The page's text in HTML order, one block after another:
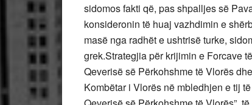
sidomos fakti që, pas shpalljes së
konsideronin të huaj vazhdimin e
masë nga radhët e ushtrisë turke,
grek.Strategjia për krijimin e Forcave
Qeverisë së Përkohshme të Vlorës
Kombëtar i Vlorës në mbledhjen e tij